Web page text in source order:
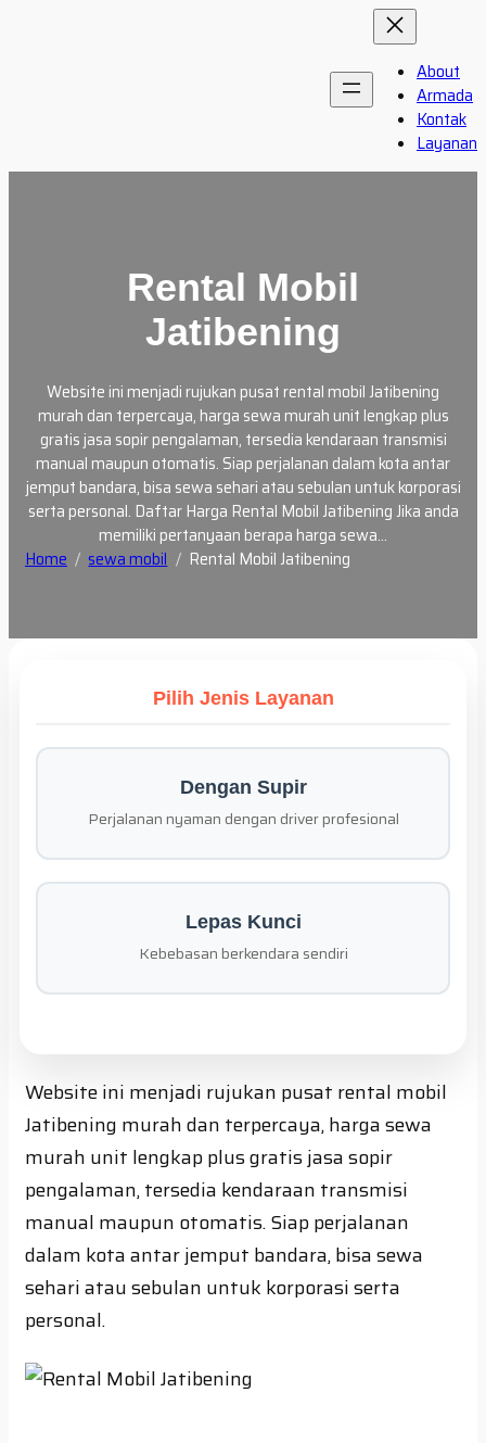
About
Armada
Kontak
Layanan
Rental Mobil
Jatibening
Website ini menjadi rujukan pusat rental mobil Jatibening
murah dan terpercaya, harga sewa murah unit lengkap plus
gratis jasa sopir pengalaman, tersedia kendaraan transmisi
manual maupun otomatis. Siap perjalanan dalam kota antar
jemput bandara, bisa sewa sehari atau sebulan untuk korporasi
serta personal. Daftar Harga Rental Mobil Jatibening Jika anda
memiliki pertanyaan berapa harga sewa…
Home
sewa mobil Rental Mobil Jatibening
Pilih Jenis Layanan
Dengan Supir
Perjalanan nyaman dengan driver profesional
Lepas Kunci
Kebebasan berkendara sendiri
Website ini menjadi rujukan pusat rental mobil
Jatibening murah dan terpercaya, harga sewa
murah unit lengkap plus gratis jasa sopir
pengalaman, tersedia kendaraan transmisi
manual maupun otomatis. Siap perjalanan
dalam kota antar jemput bandara, bisa sewa
sehari atau sebulan untuk korporasi serta
personal.